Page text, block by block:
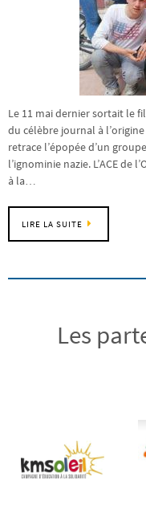
Le 11 mai dernier sortait le
du célèbre journal à
retrace l’épopée d’un
l’ignominie nazie. L’ACE de
à la…
LIRE LA SUITE
Les